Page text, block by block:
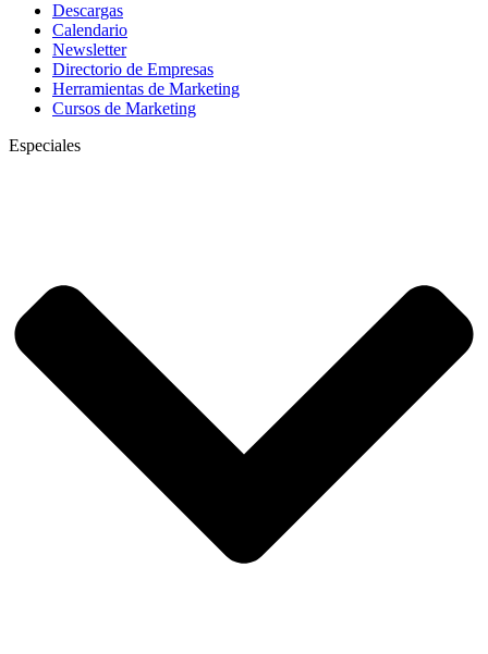
Descargas
Calendario
Newsletter
Directorio de Empresas
Herramientas de Marketing
Cursos de Marketing
Especiales